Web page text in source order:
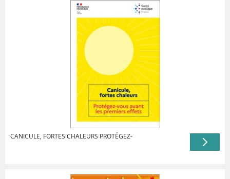
CANICULE, FORTES CHALEURS PROTÉGEZ-